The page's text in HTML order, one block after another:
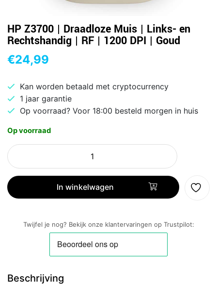
HP Z3700 | Draadloze Muis | Links- en
Rechtshandig | RF | 1200 DPI | Goud
€24,99
Kan worden betaald met cryptocurrency
1 jaar garantie
Op voorraad? Voor 18:00 besteld morgen in huis
Op voorraad
HP
Z3700
Draadloze
Muis
|
In winkelwagen
Twijfel je nog? Bekijk onze klantervaringen op Trustpilot:
Beschrijving